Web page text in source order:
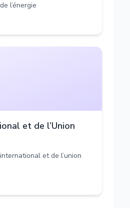
l’énergie
et de l’Union
et de l’union